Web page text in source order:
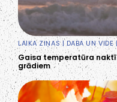
LAIKA ZIŅAS|DABA UN VIDE
Gaisa temperatūra naktī
grādiem